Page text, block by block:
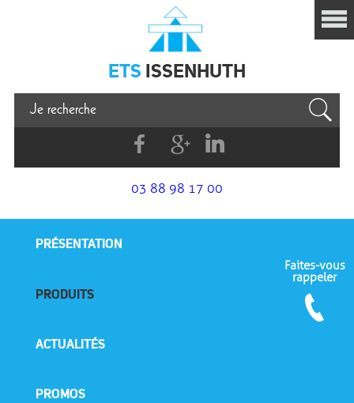
Issenhuth
ETS ISSENHUTH
FacebookG+
Linkedin
03 88 98 17 00
PRÉSENTATION
PRODUITS
ACTUALITÉS
PROMOS
Faites-vous
rappeler